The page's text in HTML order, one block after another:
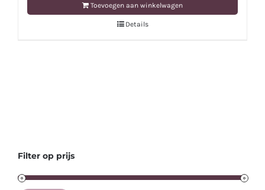
Toevoegen aan winkelwagen
Details
Filter op prijs